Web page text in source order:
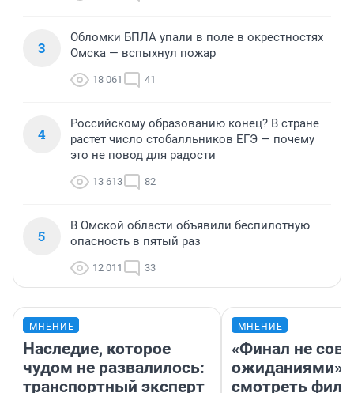
3
Обломки БПЛА упали в поле в окрестностях
Омска — вспыхнул пожар
18 061 41
4
Российскому образованию конец? В стране
растет число стобалльников ЕГЭ — почему
это не повод для радости
13 613 82
5
В Омской области объявили беспилотную
опасность в пятый раз
12 011 33
МНЕНИЕ
Наследие, которое
чудом не развалилось:
транспортный эксперт
МНЕНИЕ
«Финал не
ожиданиями»:
смотреть